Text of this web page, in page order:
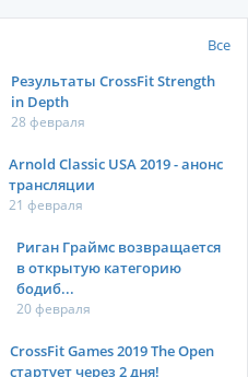
Все
Результаты CrossFit Strength
in Depth
28 февраля
Arnold Classic USA 2019 - анонс
трансляции
21 февраля
Риган Граймс возвращается
в открытую категорию
бодиб...
20 февраля
CrossFit Games 2019 The Open
стартует через 2 дня!